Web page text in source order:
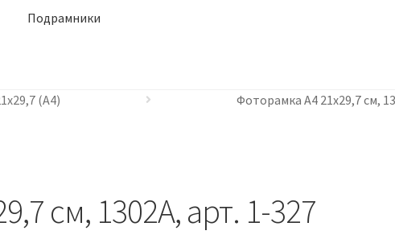
Подрамники
(А4) Фоторамка А4 21х29,7 см,
см, 1302A, арт. 1-327